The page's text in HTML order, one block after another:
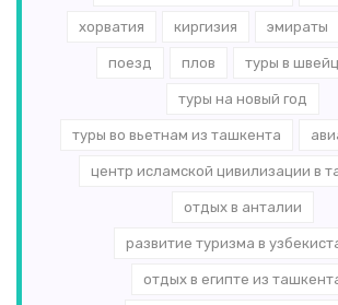
хорватия киргизия эмираты
поезд плов туры в
туры на новый год
туры во вьетнам из ташкента
центр исламской цивилизации в
отдых в анталии
развитие туризма в
отдых в египте из